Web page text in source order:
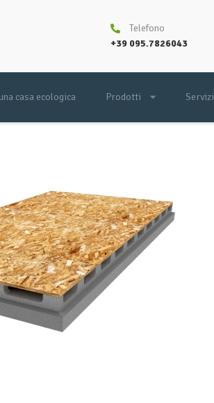
Telefono
+39 095.7826043
casa ecologica Prodotti Servizi